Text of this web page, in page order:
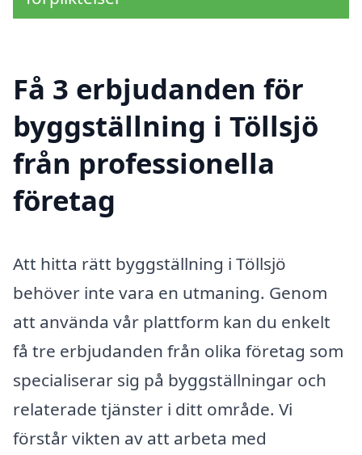
Få 3 erbjudanden för
byggställning i Töllsjö
från professionella
företag
Att hitta rätt byggställning i Töllsjö
behöver inte vara en utmaning. Genom
att använda vår plattform kan du enkelt
få tre erbjudanden från olika företag som
specialiserar sig på byggställningar och
relaterade tjänster i ditt område. Vi
förstår vikten av att arbeta med